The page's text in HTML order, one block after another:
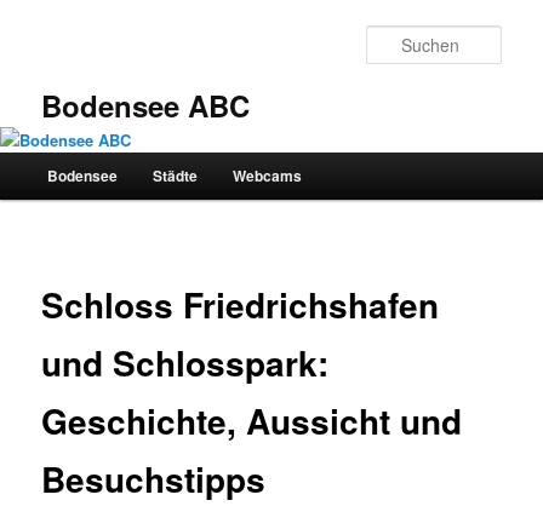
Bodensee ABC
Hauptmenü
Bodensee Städte Webcams
Schloss Friedrichshafen
und Schlosspark:
Geschichte, Aussicht und
Besuchstipps